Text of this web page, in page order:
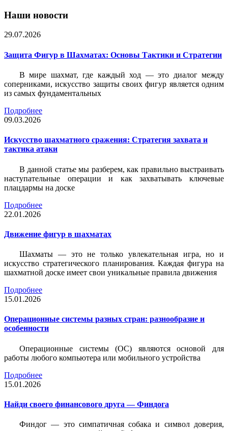
Наши новости
29.07.2026
Защита Фигур в Шахматах: Основы Тактики и Стратегии
В мире шахмат, где каждый ход — это диалог между
соперниками, искусство защиты своих фигур является одним
из самых фундаментальных
Подробнее
09.03.2026
Искусство шахматного сражения: Стратегия захвата и
тактика атаки
В данной статье мы разберем, как правильно выстраивать
наступательные операции и как захватывать ключевые
плацдармы на доске
Подробнее
22.01.2026
Движение фигур в шахматах
Шахматы — это не только увлекательная игра, но и
искусство стратегического планирования. Каждая фигура на
шахматной доске имеет свои уникальные правила движения
Подробнее
15.01.2026
Операционные системы разных стран: разнообразие и
особенности
Операционные системы (ОС) являются основой для
работы любого компьютера или мобильного устройства
Подробнее
15.01.2026
Найди своего финансового друга — Финдога
Финдог — это симпатичная собака и символ доверия,